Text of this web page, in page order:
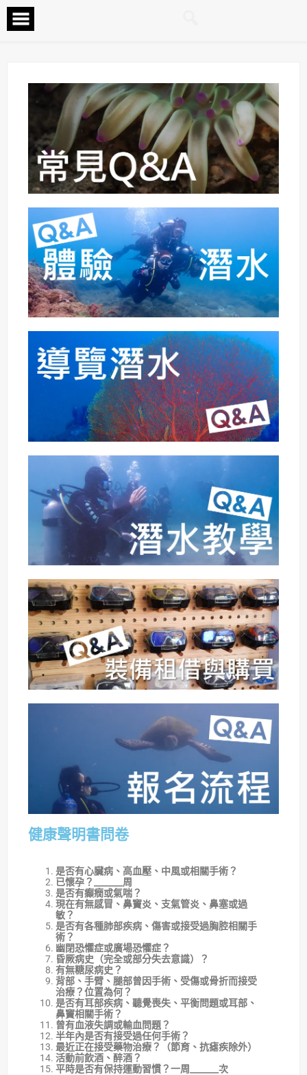
健康聲明書問卷
是否有心臟病、高血壓、中風或相關手術？
已懷孕？_______周
是否有癲癇或氣喘？
現在有無感冒、鼻竇炎、支氣管炎、鼻塞或過
敏？
是否有各種肺部疾病、傷害或接受過胸腔相關手
術？
幽閉恐懼症或廣場恐懼症？
昏厥病史（完全或部分失去意識）？
有無糖尿病史？
背部、手臂、腿部曾因手術、受傷或骨折而接受
治療？位置為何？
是否有耳部疾病、聽覺喪失、平衡問題或耳部、
鼻竇相關手術？
曾有血液失調或輸血問題？
半年內是否有接受過任何手術？
最近正在接受藥物治療？（節育、抗瘧疾除外）
活動前飲酒、醉酒？
平時是否有保持運動習慣？一周_______次